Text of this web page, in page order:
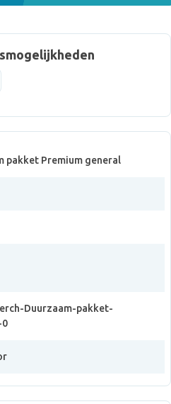
pakket Premium general
Duurzaam-pakket-
0